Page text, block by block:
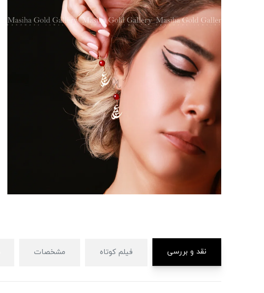
نقد و بررسی فیلم کوتاه مشخصات